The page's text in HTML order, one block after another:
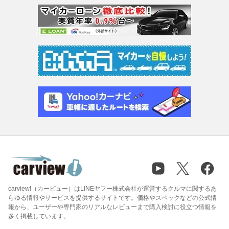
carview!（カービュー）はLINEヤフー株式会社が運営するクルマに関するあ
らゆる情報やサービスを提供するサイトです。価格やスペックなどの公式情
報から、ユーザーや専門家のリアルなレビューまで購入検討に役立つ情報を
多く掲載しています。